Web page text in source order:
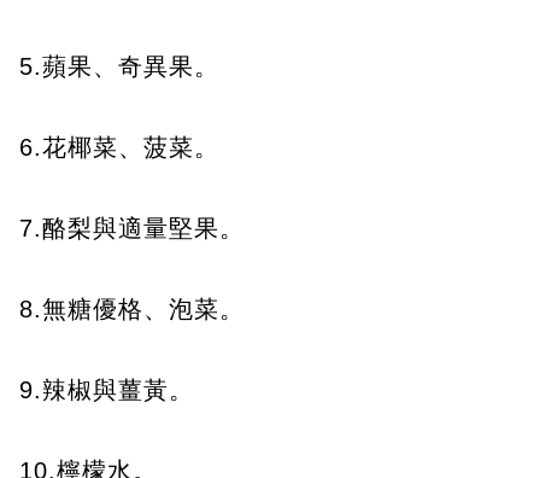
5.蘋果、奇異果。
6.花椰菜、菠菜。
7.酪梨與適量堅果。
8.無糖優格、泡菜。
9.辣椒與薑黃。
10.檸檬水。